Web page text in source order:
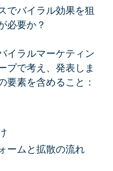
でバイラル効果を狙
必要か？
イラルマーケティン
プで考え、発表しま
要素を含めること：
ームと拡散の流れ